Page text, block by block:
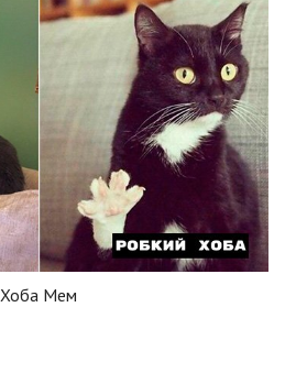
Хоба Мем